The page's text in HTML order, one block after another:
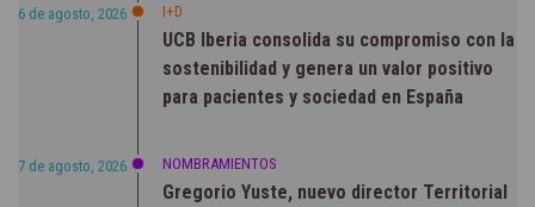
6 de agosto, 2026 I+D
UCB Iberia consolida su compromiso con la
sostenibilidad y genera un valor positivo
para pacientes y sociedad en España
7 de agosto, 2026 NOMBRAMIENTOS
Gregorio Yuste, nuevo director Territorial